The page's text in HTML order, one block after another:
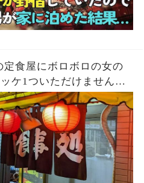
食屋にボロボロの女の
ケ1ついただけません
ご馳走し満腹になった少
次々に現れて…